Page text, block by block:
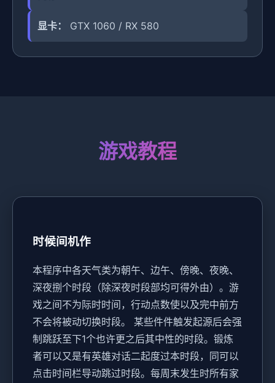
显卡： GTX 1060 / RX 580
游戏教程
时候间机作
本程序中各天气类为朝午、边午、傍晚、夜晚、
深夜捌个时段（除深夜时段部均可得外由）。 游
戏之间不为际时时间，行动点数使以及完中前方
不会将被动切换时段。
某些件件触发起源后会强
制跳跃至下1个也许更之后其中性的时段。 锻炼
者可以又是有英雄对话二起度过本时段，同可以
点击时间栏导动跳过时段。 每周末发生时所有家